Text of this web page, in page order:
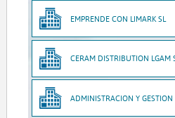
EMPRENDE CON LIMARK SL
CERAM DISTRIBUTION LGAM
ADMINISTRACION Y GESTION